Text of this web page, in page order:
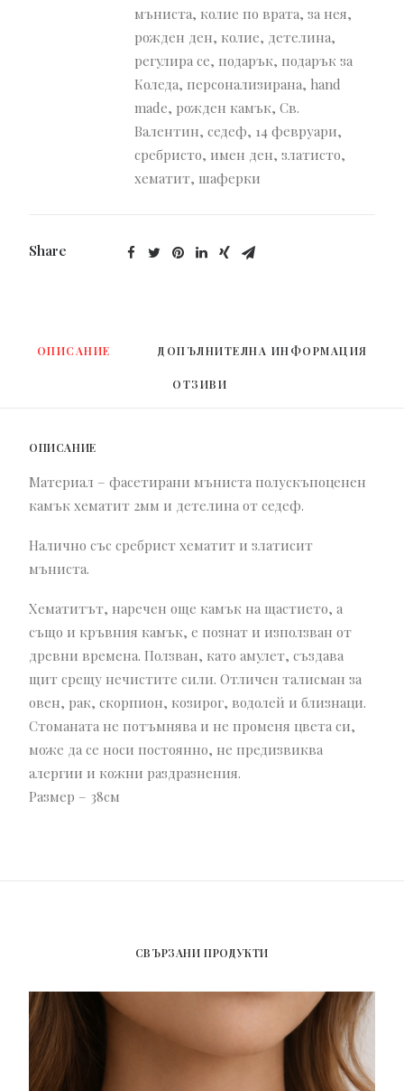
мъниста, колие по врата, за нея,
рожден ден, колие, детелина,
регулира се, подарък, подарък за
Коледа, персонализирана, hand
made, рожден камък, Св.
Валентин, седеф, 14 февруари,
сребристо, имен ден, златисто,
хематит, шаферки
Share
ОПИСАНИЕ ДОПЪЛНИТЕЛНА ИНФОРМАЦИЯ
ОТЗИВИ
ОПИСАНИЕ
Материал – фасетирани мъниста полускъпоценен
камък хематит 2мм и детелина от седеф.
Налично със сребрист хематит и златисит
мъниста.
Хематитът, наречен още камък на щастието, а
също и кръвния камък, е познат и използван от
древни времена. Ползван, като амулет, създава
щит срещу нечистите сили. Отличен талисман за
овен, рак, скорпион, козирог, водолей и близнаци.
Стоманата не потъмнява и не променя цвета си,
може да се носи постоянно, не предизвиква
алергии и кожни раздразнения.
Размер – 38см
СВЪРЗАНИ ПРОДУКТИ